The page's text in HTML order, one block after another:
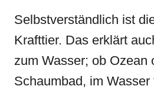
Selbstverständlich ist
Krafttier. Das erklärt
zum Wasser; ob Ozean
Schaumbad, im